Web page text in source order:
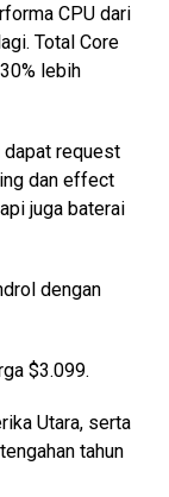
CPU dari
Total Core
lebih
dapat request
dan effect
juga baterai
dengan
$3.099.
Utara, serta
tahun